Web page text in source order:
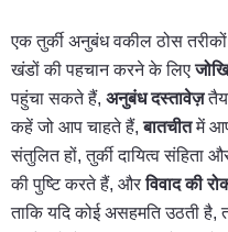
एक तुर्की अनुबंध वकील ठोस
खंडों की पहचान करने के लिए
पहुंचा सकते हैं, अनुबंध दस्तावेज़
कहें जो आप चाहते हैं,बातचीतमें
संतुलित हों, तुर्की दायित्व
की पुष्टि करते हैं, औरविवाद की
ताकि यदि कोई असहमति उठती